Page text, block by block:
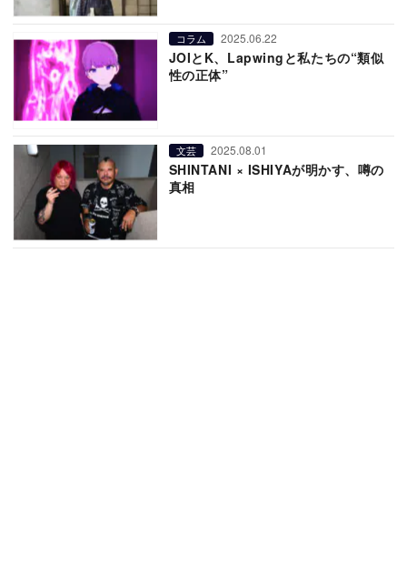
コラム 2025.06.22
JOIとK、Lapwingと私たちの“類似
性の正体”
文芸 2025.08.01
SHINTANI × ISHIYAが明かす、噂の
真相